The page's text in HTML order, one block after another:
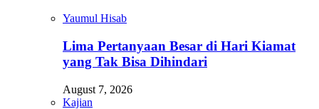
Yaumul Hisab
Lima Pertanyaan Besar di Hari Kiamat
yang Tak Bisa Dihindari
August 7, 2026
Kajian